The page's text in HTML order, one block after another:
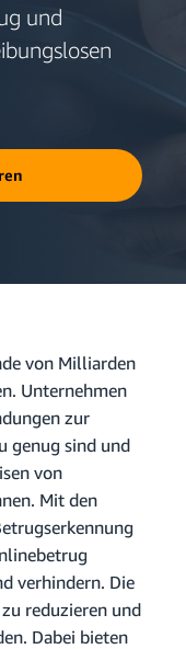
und
von Milliarden
Unternehmen
zur
genug sind und
von
Mit den
verhindern. Die
reduzieren und
Dabei bieten